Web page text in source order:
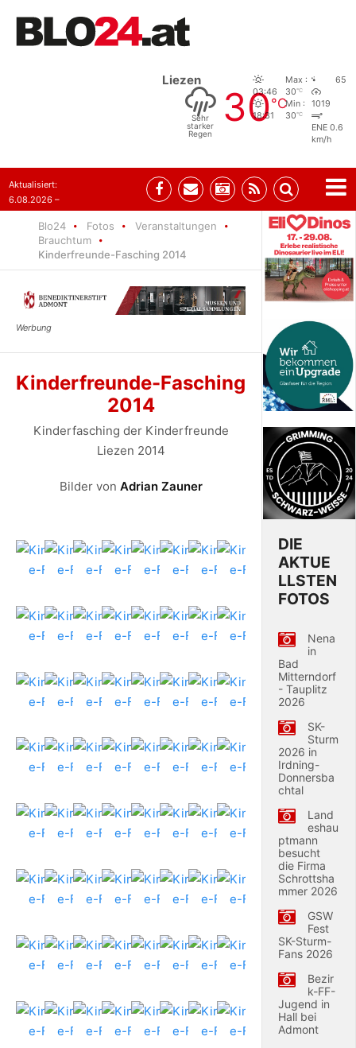
Liezen
Sehr
starker
Regen
30°C
03:46
18:31
Max :
30°C
Min :
30°C
65
1019
ENE 0.6
km/h
Aktualisiert:
6.08.2026 –
Blo24 Fotos
Veranstaltungen
Brauchtum
Kinderfreunde-Fasching 2014
Kinderfreunde-Fasching
2014
Kinderfasching der Kinderfreunde
Liezen 2014
Bilder von Adrian Zauner
DIE
AKTUE
LLSTEN
FOTOS
Nena
in
Bad
Mitterndorf
- Tauplitz
2026
SK-
Sturm
2026 in
Irdning-
Donnersba
chtal
Land
eshau
ptmann
besucht
die Firma
Schrottsha
mmer 2026
GSW
Fest
SK-Sturm-
Fans 2026
Bezir
k-FF-
Jugend in
Hall bei
Admont